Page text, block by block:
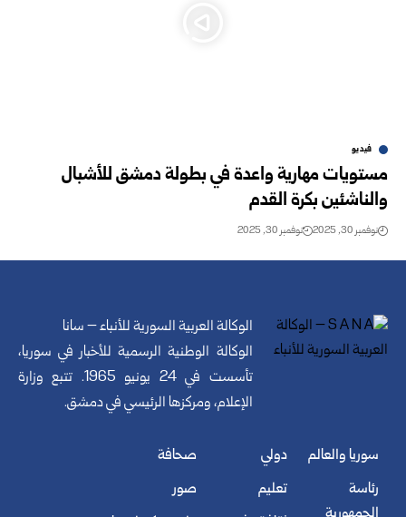
فيديو
مستويات مهارية واعدة في بطولة دمشق للأشبال
والناشئين بكرة القدم
نوفمبر 30, 2025 نوفمبر 30, 2025
الوكالة العربية السورية للأنباء – سانا
الوكالة الوطنية الرسمية للأخبار في سوريا،
تأسست في 24 يونيو 1965. تتبع وزارة
الإعلام، ومركزها الرئيسي في دمشق.
سوريا والعالم
رئاسة
دولي
تعليم
صحافة
صور